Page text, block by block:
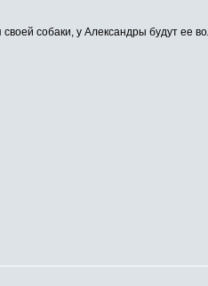
собаки, у Александры будут ее